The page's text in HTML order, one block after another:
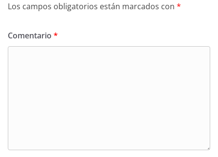
Los campos obligatorios están marcados con *
Comentario *